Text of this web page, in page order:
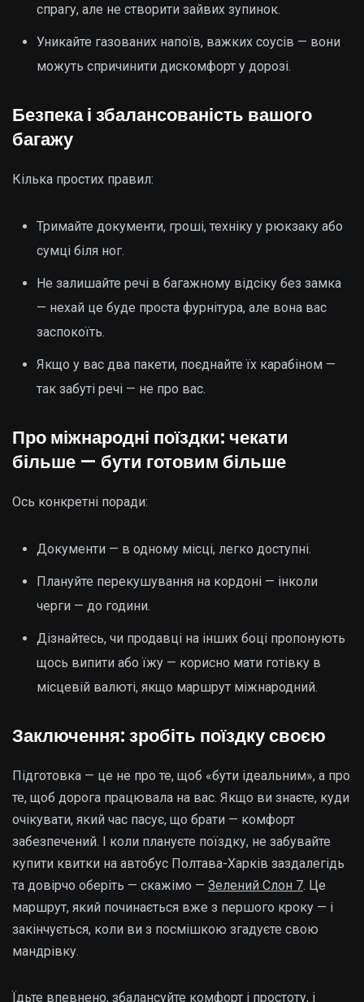
спрагу, але не створити зайвих зупинок.
Уникайте газованих напоїв, важких соусів — вони
можуть спричинити дискомфорт у дорозі.
Безпека і збалансованість вашого
багажу
Кілька простих правил:
Тримайте документи, гроші, техніку у рюкзаку або
сумці біля ног.
Не залишайте речі в багажному відсіку без замка
— нехай це буде проста фурнітура, але вона вас
заспокоїть.
Якщо у вас два пакети, поєднайте їх карабіном —
так забуті речі — не про вас.
Про міжнародні поїздки: чекати
більше — бути готовим більше
Ось конкретні поради:
Документи — в одному місці, легко доступні.
Плануйте перекушування на кордоні — інколи
черги — до години.
Дізнайтесь, чи продавці на інших боці пропонують
щось випити або їжу — корисно мати готівку в
місцевій валюті, якщо маршрут міжнародний.
Заключення: зробіть поїздку своєю
Підготовка — це не про те, щоб «бути ідеальним», а про
те, щоб дорога працювала на вас. Якщо ви знаєте, куди
очікувати, який час пасує, що брати — комфорт
забезпечений. І коли плануєте поїздку, не забувайте
купити квитки на автобус Полтава-Харків заздалегідь
та довірчо оберіть — скажімо — Зелений Слон 7. Це
маршрут, який починається вже з першого кроку — і
закінчується, коли ви з посмішкою згадуєте свою
мандрівку.
Їдьте впевнено, збалансуйте комфорт і простоту, і